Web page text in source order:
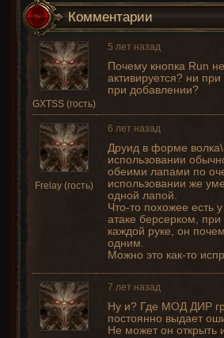
Комментарии
GXTSS (гость)
5 лет назад
Почему кнопка Run не
активируется? ни
при добавлении?
Frelay (гость)
6 лет назад
Друид в форме
использовании
обеими лапами по
использовании же
одной лапой.
Что-то похожее есть
атаке берсерком,
каждой руке, он
одним.
Можно это как-то
7 лет назад
Ну и? Где МОД ДИР
постоянно выдает
Не может он открыть